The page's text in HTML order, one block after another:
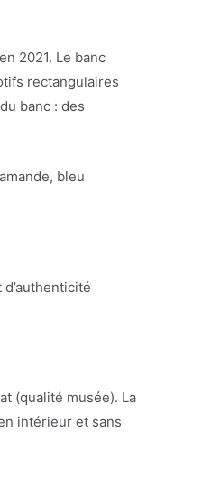
2021. Le banc
rectangulaires
banc : des
bleu
(qualité musée). La
intérieur et sans